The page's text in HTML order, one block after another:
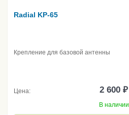
Radial KP-65
Крепление для базовой антенны
Цена: 2 600 ₽
В наличии